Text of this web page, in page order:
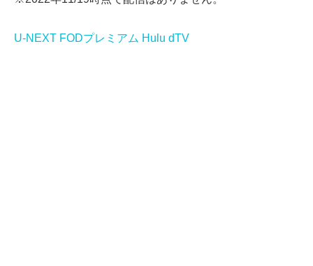
U-NEXT FODプレミアム Hulu dTV